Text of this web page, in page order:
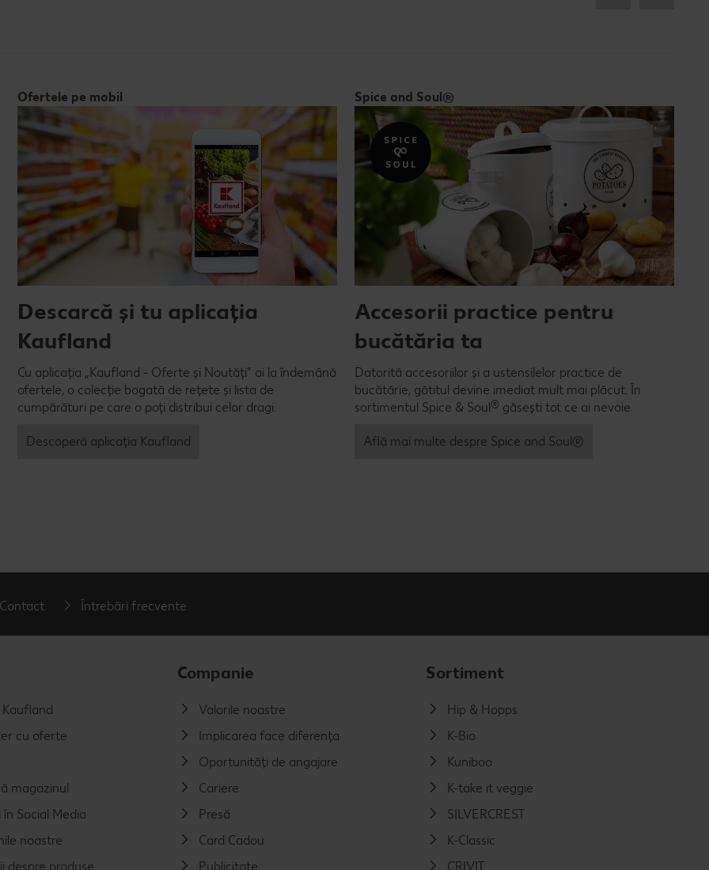
Ofertele pe mobil
Descarcă și tu aplicația
Kaufland
Cu aplicația „Kaufland - Oferte și Noutăți” ai la îndemână
ofertele, o colecție bogată de rețete și lista de
cumpărături pe care o poți distribui celor dragi.
Descoperă aplicația Kaufland
Spice and Soul®
Accesorii practice pentru
bucătăria ta
Datorită accesoriilor și a ustensilelor practice de
bucătărie, gătitul devine imediat mult mai plăcut. În
sortimentul Spice & Soul® găsești tot ce ai nevoie.
Află mai multe despre Spice and Soul®
Contact Întrebări frecvente
cu oferte
magazinul
Social Media
noastre
despre produse
Companie
Valorile noastre
Implicarea face diferența
Oportunități de angajare
Cariere
Presă
Card Cadou
Publicitate
Sortiment
Hip & Hopps
K-Bio
Kuniboo
K-take it veggie
SILVERCREST
K-Classic
CRIVIT